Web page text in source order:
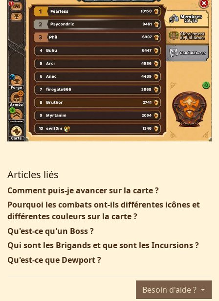
Articles liés
Comment puis-je avancer sur la carte ?
Pourquoi les combats ont-ils différentes icônes et
différentes couleurs sur la carte ?
Qu'est-ce qu'un Boss ?
Qui sont les Brigands et que sont les Incursions ?
Qu'est-ce que Dewport ?
Besoin d'aide ?